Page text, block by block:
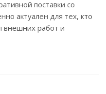
поставки со
актуален для тех, кто
работ и